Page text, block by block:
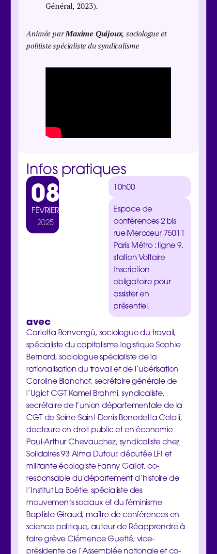
Général, 2023).
Animée parMaxime Quijoux, sociologue et
politiste spécialiste du syndicalisme
Infos pratiques
08
FÉVRIER
2025
10h00
Espace de
conférences2 bis
rue Mercœur 75011
Paris Métro : ligne 9,
station Voltaire
Inscription
obligatoire pour
assister en
présentiel.
avec
Carlotta Benvengù, sociologue du travail,
spécialiste du capitalisme logistique Sophie
Bernard, sociologue spécialiste de la
rationalisation du travail et de l’ubérisation
Caroline Blanchot, secrétaire générale de
l’Ugict CGT Kamel Brahmi, syndicaliste,
secrétaire de l’union départementale de la
CGT de Seine-Saint-Denis Benedetta Celati,
docteure en droit public et en économie
Paul-Arthur Chevauchez, syndicaliste chez
Solidaires 93 Alma Dufour, députée LFI et
militante écologiste Fanny Gallot, co-
responsable du département d’histoire de
l’Institut La Boétie, spécialiste des
mouvements sociaux et du féminisme
Baptiste Giraud, maître de conférences en
science politique, auteur de Réapprendre à
faire grève Clémence Guetté, vice-
présidente de l’Assemblée nationale et co-